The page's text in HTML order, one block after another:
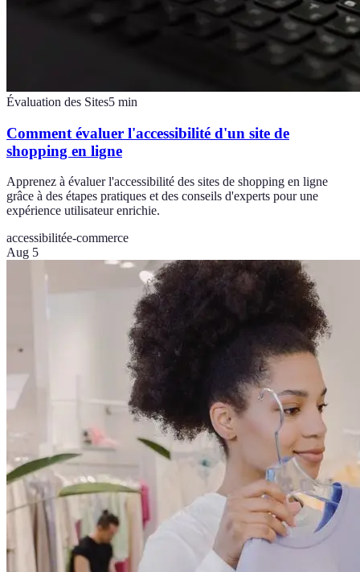
Évaluation des Sites5 min
Comment évaluer l'accessibilité d'un site de
shopping en ligne
Apprenez à évaluer l'accessibilité des sites de shopping en ligne
grâce à des étapes pratiques et des conseils d'experts pour une
expérience utilisateur enrichie.
accessibilitée-commerce
Aug 5